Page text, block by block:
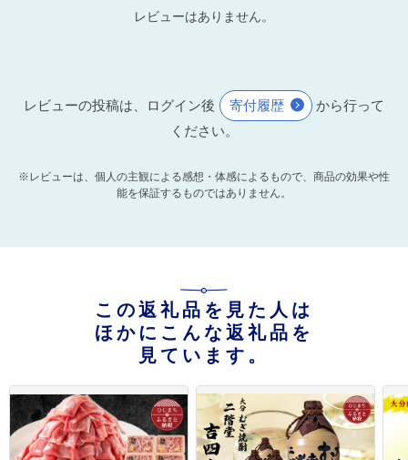
レビューはありません。
レビューの投稿は、ログイン後 寄付履歴
から行って
ください。
※レビューは、個人の主観による感想・体感によるもので、商品の効果や性
能を保証するものではありません。
この返礼品を見た人は
ほかにこんな返礼品を
見ています。